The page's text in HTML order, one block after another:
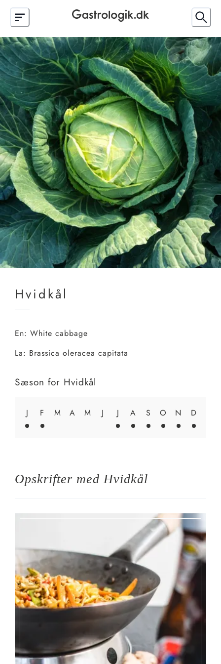
Hvidkål
En: White cabbage
La: Brassica oleracea capitata
Sæson for Hvidkål
J F M A M J J A S O N D
Opskrifter medHvidkål